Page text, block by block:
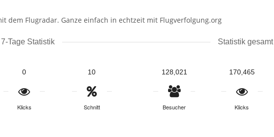
dem Flugradar. Ganze einfach in echtzeit mit Flugverfolgung.org
7-Tage Statistik
0
Klicks
10
Schnitt
Statistik gesamt
128,021
Besucher
170,465
Klicks